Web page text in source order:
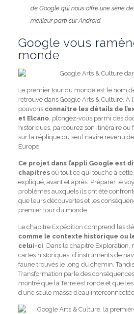
de Google qui nous offre une série
meilleur parti sur Android.
Google vous
monde
Le premier tour du monde est le nom
retrouve dans Google Arts & Culture. À
pouvons connaître les détails de
et Elcano, plongez-vous parmi des
historiques, parcourez son itinéraire ou
sur la réplique du seul navire revenu
Europe.
Ce projet dans l’appli Google est
chapitresoù tout ce qui touche à
expliqué, avant et après. Préparer le
problèmes auxquels ils ont été
que leurs découvertes et les
premier tour du monde.
Le chapitre Expédition comprend les
comme le contexte historique ou
celui-ci. Dans le chapitre Exploration,
cartes historiques, d’instruments de
faune trouvés le long du chemin.
Transformation parle des
montré que la Terre est ronde et que
d’une seule masse d’eau